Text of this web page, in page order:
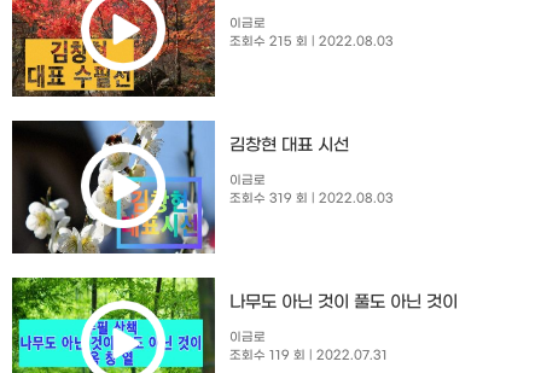
이금로
조회수 215 회
| 2022.08.03
김창현 대표 시선
이금로
조회수 319 회
| 2022.08.03
나무도 아닌 것이 풀도 아닌 것이
이금로
조회수 119 회
| 2022.07.31